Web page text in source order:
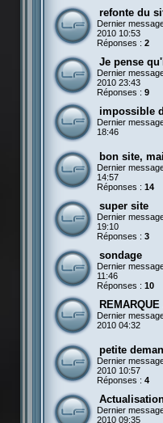
refonte du
Dernier
2010 10:53
Réponses : 2
Je pense
Dernier
2010 23:43
Réponses : 9
impossible
Dernier
18:46
bon site,
Dernier
14:57
Réponses : 14
super site
Dernier
19:10
Réponses : 3
sondage
Dernier
11:46
Réponses : 10
REMARQUE
Dernier
2010 04:32
petite
Dernier
2010 10:57
Réponses : 4
Dernier
2010 09:35